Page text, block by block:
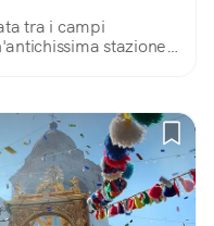
tra i campi
stazione